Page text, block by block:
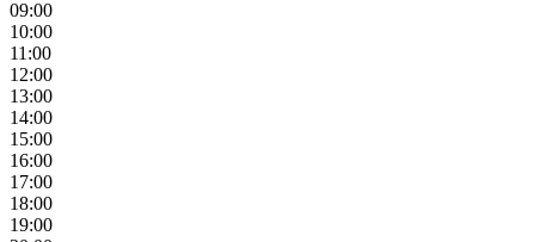
09:00
10:00
11:00
12:00
13:00
14:00
15:00
16:00
17:00
18:00
19:00